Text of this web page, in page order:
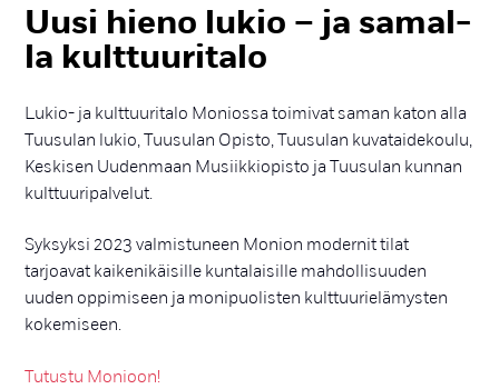
Uu­si hie­no lu­kio – ja sa­mal­
la kult­tuu­ri­ta­lo
Lukio- ja kulttuuritalo Moniossa toimivat saman katon alla
Tuusulan lukio, Tuusulan Opisto, Tuusulan kuvataidekoulu,
Keskisen Uudenmaan Musiikkiopisto ja Tuusulan kunnan
kulttuuripalvelut.
Syksyksi 2023 valmistuneen Monion modernit tilat
tarjoavat kaikenikäisille kuntalaisille mahdollisuuden
uuden oppimiseen ja monipuolisten kulttuurielämysten
kokemiseen.
Tutustu Monioon!